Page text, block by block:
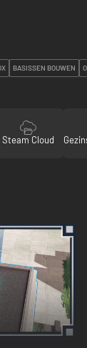
BASISSEN BOUWEN
Steam Cloud